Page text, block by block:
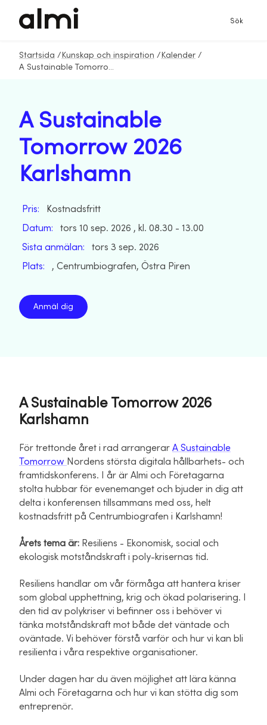
Sök
Startsida / Kunskap och inspiration / Kalender /
A Sustainable Tomorrow 2026 Karlshamn
A Sustainable
Tomorrow 2026
Karlshamn
Pris:
Kostnadsfritt
Datum:
tors 10 sep. 2026 , kl. 08.30 - 13.00
Sista anmälan:
tors 3 sep. 2026
Plats:
, Centrumbiografen, Östra Piren
Anmäl dig
A Sustainable Tomorrow 2026
Karlshamn
För trettonde året i rad arrangerar A Sustainable
Tomorrow Nordens största digitala hållbarhets- och
framtidskonferens. I år är Almi och Företagarna
stolta hubbar för evenemanget och bjuder in dig att
delta i konferensen tillsammans med oss, helt
kostnadsfritt på Centrumbiografen i Karlshamn!
Årets tema är: Resiliens - Ekonomisk, social och
ekologisk motståndskraft i poly-krisernas tid.
Resiliens handlar om vår förmåga att hantera kriser
som global upphettning, krig och ökad polarisering. I
den tid av polykriser vi befinner oss i behöver vi
tänka motståndskraft mot både det väntade och
oväntade. Vi behöver förstå varför och hur vi kan bli
resilienta i våra respektive organisationer.
Under dagen har du även möjlighet att lära känna
Almi och Företagarna och hur vi kan stötta dig som
entreprenör.